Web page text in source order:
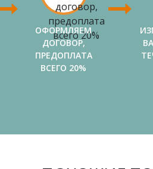
ОФОРМЛЯЕМ
ДОГОВОР,
ПРЕДОПЛАТА
ВСЕГО 20%